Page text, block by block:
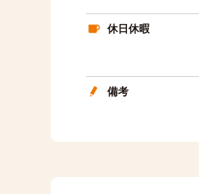
休日休暇
備考